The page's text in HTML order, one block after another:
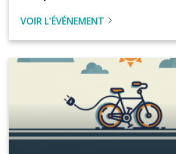
l'événement
l'évenement
VOIR L'ÉVÉNEMENT
Image